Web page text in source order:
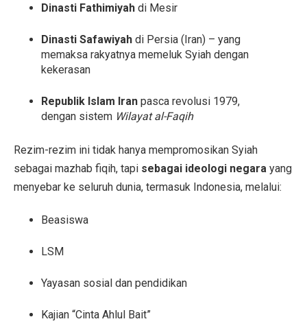
Dinasti Fathimiyah di Mesir
Dinasti Safawiyah di Persia (Iran) – yang
memaksa rakyatnya memeluk Syiah dengan
kekerasan
Republik Islam Iran pasca revolusi 1979,
dengan sistem Wilayat al-Faqih
Rezim-rezim ini tidak hanya mempromosikan Syiah
sebagai mazhab fiqih, tapi sebagai ideologi negara yang
menyebar ke seluruh dunia, termasuk Indonesia, melalui:
Beasiswa
LSM
Yayasan sosial dan pendidikan
Kajian “Cinta Ahlul Bait”